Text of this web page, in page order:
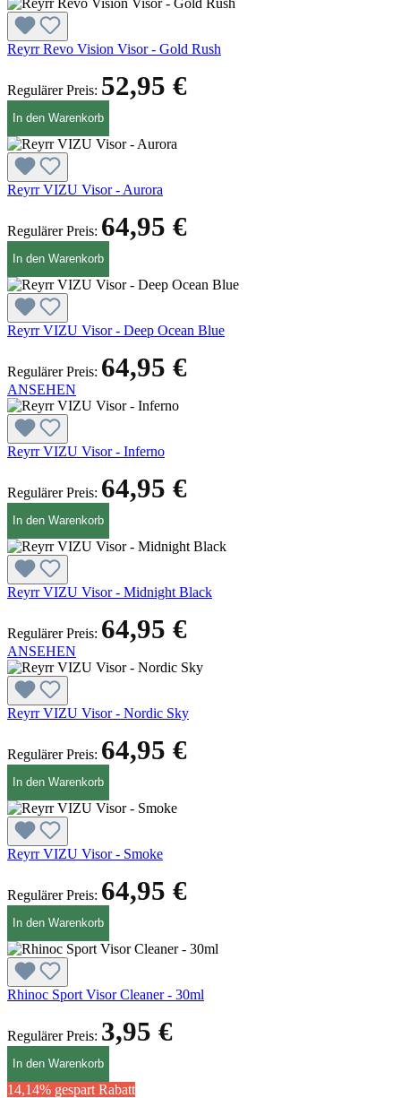
Reyrr Revo Vision Visor - Gold Rush
Regulärer Preis: 52,95 €
In den Warenkorb
Reyrr VIZU Visor - Aurora
Regulärer Preis: 64,95 €
In den Warenkorb
Reyrr VIZU Visor - Deep Ocean Blue
Regulärer Preis: 64,95 €
ANSEHEN
Reyrr VIZU Visor - Inferno
Regulärer Preis: 64,95 €
In den Warenkorb
Reyrr VIZU Visor - Midnight Black
Regulärer Preis: 64,95 €
ANSEHEN
Reyrr VIZU Visor - Nordic Sky
Regulärer Preis: 64,95 €
In den Warenkorb
Reyrr VIZU Visor - Smoke
Regulärer Preis: 64,95 €
In den Warenkorb
Rhinoc Sport Visor Cleaner - 30ml
Regulärer Preis: 3,95 €
In den Warenkorb
14,14% gespart Rabatt